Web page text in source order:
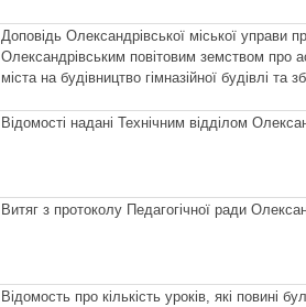
Доповідь Олександрівської міської управи
Олександрівським повітовим земством про
міста на будівництво гімназійної будівлі та
Відомості надані Технічним відділом
Витяг з протоколу Педагогічної ради
Відомость про кількість уроків, які повині